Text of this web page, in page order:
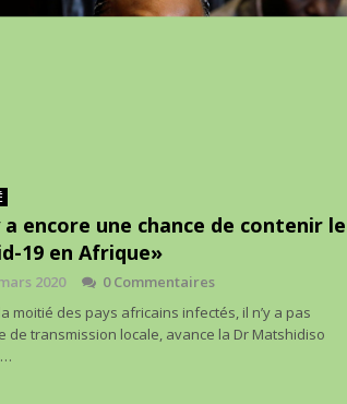
a encore une chance de contenir le
19 en Afrique»
2020
0 Commentaires
moitié des pays africains infectés, il n’y a pas
de transmission locale, avance la Dr Matshidiso